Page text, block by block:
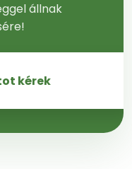
állnak
kérek